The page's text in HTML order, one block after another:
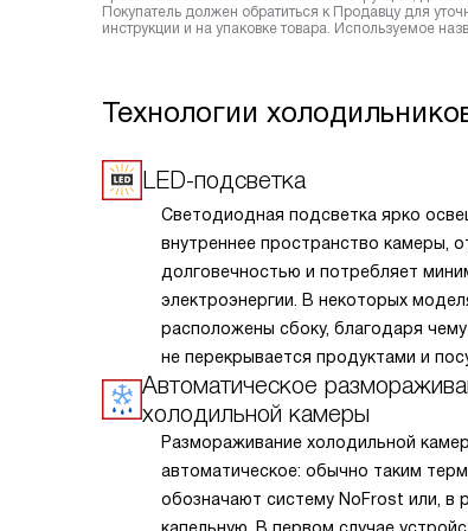
Покупатель должен обратиться к Продавцу для
инструкции и на упаковке товара. Используемое
Технологии
LED-подсветка
Светодиодная подсветка ярко
внутреннее пространство камеры,
долговечностью и потребляет
электроэнергии. В некоторых
расположены сбоку, благодаря чему
не перекрывается продуктами и
Автоматическое
холодильной камеры
Размораживание холодильной
автоматическое: обычно таким
обозначают систему NoFrost или, в